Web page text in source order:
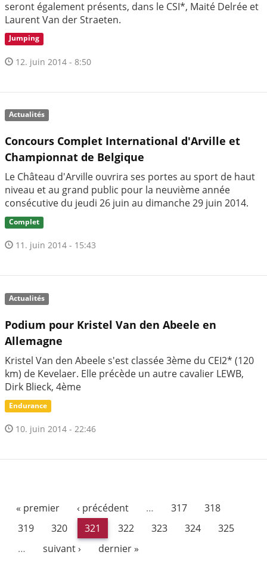
seront également présents, dans le CSI*, Maité Delrée et
Laurent Van der Straeten.
Jumping
12. juin 2014 - 8:50
Actualités
Concours Complet International d'Arville et
Championnat de Belgique
Le Château d'Arville ouvrira ses portes au sport de haut
niveau et au grand public pour la neuvième année
consécutive du jeudi 26 juin au dimanche 29 juin 2014.
Complet
11. juin 2014 - 15:43
Actualités
Podium pour Kristel Van den Abeele en
Allemagne
Kristel Van den Abeele s'est classée 3ème du CEI2* (120
km) de Kevelaer. Elle précède un autre cavalier LEWB,
Dirk Blieck, 4ème
Endurance
10. juin 2014 - 22:46
« premier ‹ précédent … 317
318
319
320 321 322 323 324
325
…
suivant › dernier »